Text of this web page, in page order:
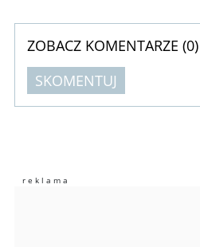
ZOBACZ KOMENTARZE (0)
SKOMENTUJ
Imię (Wymagane)